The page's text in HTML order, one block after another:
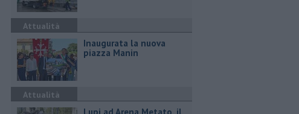
Attualità
Inaugurata la nuova
piazza Manin
Attualità